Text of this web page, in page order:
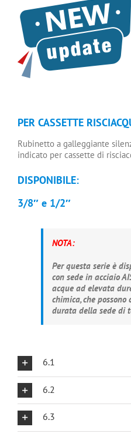
PER CASSETTE
Rubinetto a galleggiante
indicato per cassette di
DISPONIBILE:
3/8″ e 1/2″
NOTA:
Per questa serie è
con sede in acciaio
acque ad elevata
chimica, che
durata della sede di
6.1
6.2
6.3